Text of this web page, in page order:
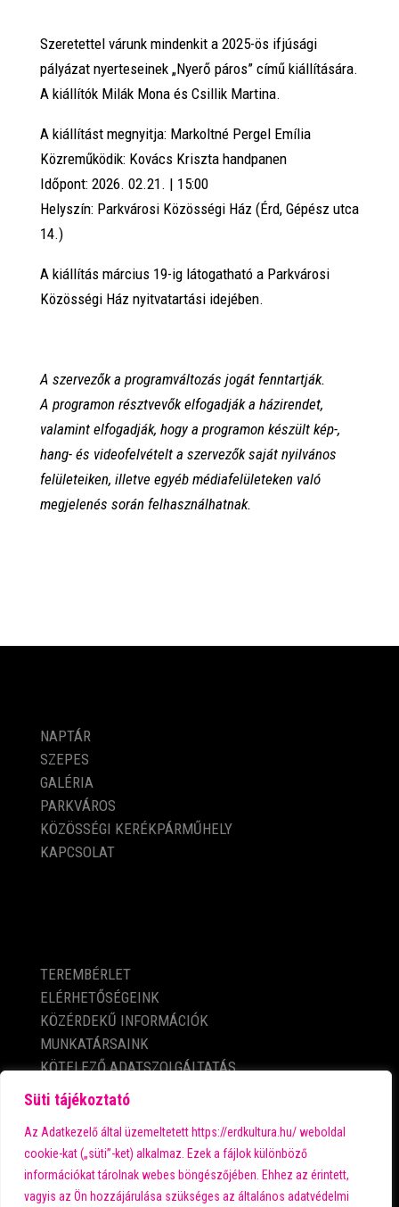
Süti tájékoztató
Az Adatkezelő által üzemeltetett https://erdkultura.hu/ weboldal
cookie-kat („süti”-ket) alkalmaz. Ezek a fájlok különböző
információkat tárolnak webes böngészőjében. Ehhez az érintett,
vagyis az Ön hozzájárulása szükséges az általános adatvédelmi
Szeretettel várunk mindenkit a 2025-ös ifjúsági
pályázat nyerteseinek „Nyerő páros” című kiállítására.
A kiállítók Milák Mona és Csillik Martina.
A kiállítást megnyitja: Markoltné Pergel Emília
Közreműködik: Kovács Kriszta handpanen
Időpont: 2026. 02.21. | 15:00
Helyszín: Parkvárosi Közösségi Ház (Érd, Gépész utca
14.)
A kiállítás március 19-ig látogatható a Parkvárosi
Közösségi Ház nyitvatartási idejében.
A szervezők a programváltozás jogát fenntartják.
A programon résztvevők elfogadják a házirendet,
valamint elfogadják, hogy a programon készült kép-,
hang- és videofelvételt a szervezők saját nyilvános
felületeiken, illetve egyéb médiafelületeken való
megjelenés során felhasználhatnak.
NAPTÁR
SZEPES
GALÉRIA
PARKVÁROS
KÖZÖSSÉGI KERÉKPÁRMŰHELY
KAPCSOLAT
TEREMBÉRLET
ELÉRHETŐSÉGEINK
KÖZÉRDEKŰ INFORMÁCIÓK
MUNKATÁRSAINK
KÖTELEZŐ ADATSZOLGÁLTATÁS
ADATVÉDELMI TÁJÉKOZTATÓ
IMPRESSZUM
A városi kultúra fő támogatója: